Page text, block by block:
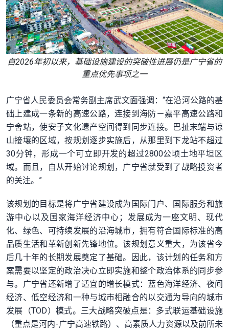
自2026年初以来，基础设施建设的突破性进展仍是广宁省的
重点优先事项之一
广宁省人民委员会常务副主席武文面强调：“在沿河公路的基
础上建成一条新的高速公路，连接到海防－嘉平高速公路和
宁舍站，使安子文化遗产空间得到同步连接。巴扯末端与谅
山接壤的区域，按规划逐步实施后，从那里到下龙站不超过
30分钟，形成一个可立即开发的超过2800公顷土地平坦区
域。而且，自从开始讨论规划，广宁省就受到了战略投资者
的关注。”
该规划的目标是将广宁省建设成为国际门户、国际服务和旅
游中心以及国家海洋经济中心；发展成为一座文明、现代
化、绿色、可持续发展的沿海城市，拥有符合国际标准的高
品质生活和革新创新先锋地位。该规划意义重大，为该省今
后几十年的长期发展奠定了基础。因此，该计划的任务和方
案需要以坚定的政治决心立即实施和整个政治体系的同步参
与。广宁省还新增了适宜的增长模式：蓝色海洋经济、夜间
经济、低空经济和一种与城市相融合的以交通为导向的城市
发展（TOD）模式。三大战略突破点是：多式联运基础设施
（重点是河内-广宁高速铁路）、高素质人力资源以及前所未